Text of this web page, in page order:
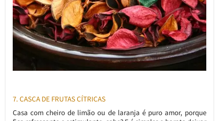
7. CASCA DE FRUTAS CÍTRICAS
Casa com cheiro de limão ou de laranja é puro amor, porque